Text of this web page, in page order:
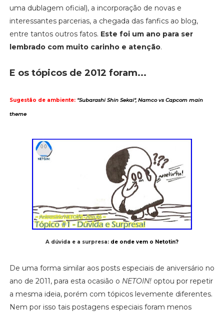
uma dublagem oficial), a incorporação de novas e
interessantes parcerias, a chegada das fanfics ao blog,
entre tantos outros fatos. Este foi um ano para ser
lembrado com muito carinho e atenção.
E os tópicos de 2012 foram...
Sugestão de ambiente: "Subarashi Shin Sekai", Namco vsCapcom main
theme
A dúvida e a surpresa: de onde vem o Netotin?
De uma forma similar aos posts especiais de aniversário no
ano de 2011, para esta ocasião o NETOIN!optou por repetir
a mesma ideia, porém com tópicos levemente diferentes.
Nem por isso tais postagens especiais foram menos